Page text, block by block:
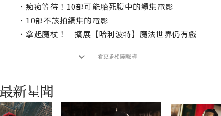
． 痴痴等待！10部可能胎死腹中的續集電影
． 10部不該拍續集的電影
． 拿起魔杖！ 擴展【哈利波特】魔法世界仍有戲
看更多相關報導